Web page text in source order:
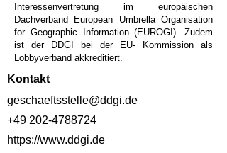
Interessenvertretung im europäischen
Dachverband European Umbrella Organisation
for Geographic Information (EUROGI). Zudem
ist der DDGI bei der EU- Kommission als
Lobbyverband akkreditiert.
Kontakt
geschaeftsstelle@ddgi.de
+49 202-4788724
https://www.ddgi.de